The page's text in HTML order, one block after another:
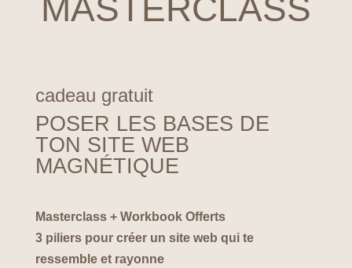
MASTERCLASS
cadeau gratuit
POSER LES BASES DE
TON SITE WEB
MAGNÉTIQUE
Masterclass + Workbook Offerts
3 piliers pour créer un site web qui te
ressemble et rayonne